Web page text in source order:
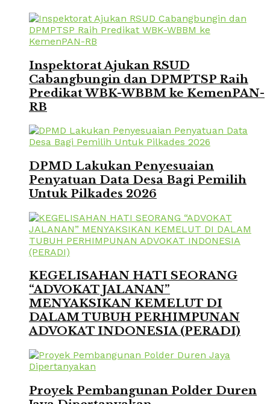
Inspektorat Ajukan RSUD
Cabangbungin dan DPMPTSP Raih
Predikat WBK-WBBM ke KemenPAN-
RB
DPMD Lakukan Penyesuaian
Penyatuan Data Desa Bagi Pemilih
Untuk Pilkades 2026
KEGELISAHAN HATI SEORANG
“ADVOKAT JALANAN”
MENYAKSIKAN KEMELUT DI
DALAM TUBUH PERHIMPUNAN
ADVOKAT INDONESIA (PERADI)
Proyek Pembangunan Polder Duren